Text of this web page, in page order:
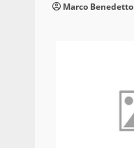
Marco Benedetto